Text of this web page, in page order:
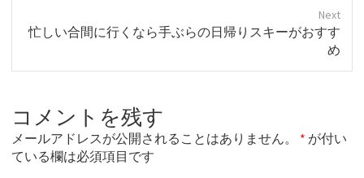
u
o
s
t
Next
N
o
s
:
忙しい合間に行くなら手ぶらの日帰りスキーがおすす
め
コメントを残す
メールアドレスが公開されることはありません。 * が付い
ている欄は必須項目です